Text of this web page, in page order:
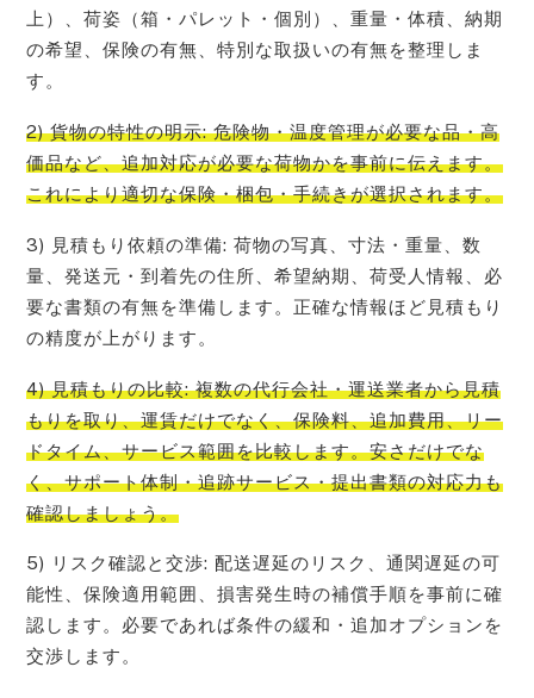
上）、荷姿（箱・パレット・個別）、重量・体積、納期
の希望、保険の有無、特別な取扱いの有無を整理しま
す。
2) 貨物の特性の明示: 危険物・温度管理が必要な品・高
価品など、追加対応が必要な荷物かを事前に伝えます。
これにより適切な保険・梱包・手続きが選択されます。
3) 見積もり依頼の準備: 荷物の写真、寸法・重量、数
量、発送元・到着先の住所、希望納期、荷受人情報、必
要な書類の有無を準備します。正確な情報ほど見積もり
の精度が上がります。
4) 見積もりの比較: 複数の代行会社・運送業者から見積
もりを取り、運賃だけでなく、保険料、追加費用、リー
ドタイム、サービス範囲を比較します。安さだけでな
く、サポート体制・追跡サービス・提出書類の対応力も
確認しましょう。
5) リスク確認と交渉: 配送遅延のリスク、通関遅延の可
能性、保険適用範囲、損害発生時の補償手順を事前に確
認します。必要であれば条件の緩和・追加オプションを
交渉します。